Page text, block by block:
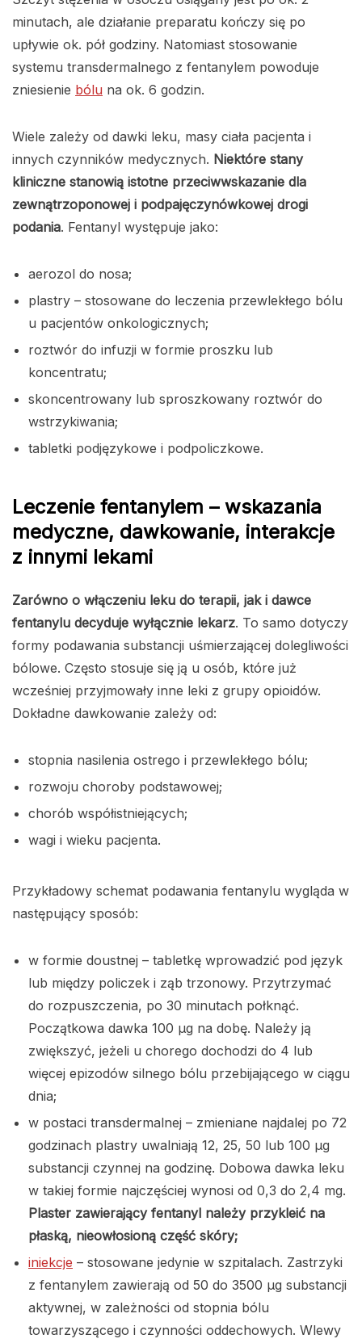
minutach, ale działanie preparatu kończy się po
upływie ok. pół godziny. Natomiast stosowanie
systemu transdermalnego z fentanylem powoduje
zniesienie bólu na ok. 6 godzin.
Wiele zależy od dawki leku, masy ciała pacjenta i
innych czynników medycznych. Niektóre stany
kliniczne stanowią istotne przeciwwskazanie dla
zewnątrzoponowej i podpajęczynówkowej drogi
podania. Fentanyl występuje jako:
aerozol do nosa;
plastry – stosowane do leczenia przewlekłego bólu
u pacjentów onkologicznych;
roztwór do infuzji w formie proszku lub
koncentratu;
skoncentrowany lub sproszkowany roztwór do
wstrzykiwania;
tabletki podjęzykowe i podpoliczkowe.
Leczenie fentanylem – wskazania
medyczne, dawkowanie, interakcje
z innymi lekami
Zarówno o włączeniu leku do terapii, jak i dawce
fentanylu decyduje wyłącznie lekarz. To samo dotyczy
formy podawania substancji uśmierzającej dolegliwości
bólowe. Często stosuje się ją u osób, które już
wcześniej przyjmowały inne leki z grupy opioidów.
Dokładne dawkowanie zależy od:
stopnia nasilenia ostrego i przewlekłego bólu;
rozwoju choroby podstawowej;
chorób współistniejących;
wagi i wieku pacjenta.
Przykładowy schemat podawania fentanylu wygląda w
następujący sposób:
w formie doustnej – tabletkę wprowadzić pod język
lub między policzek i ząb trzonowy. Przytrzymać
do rozpuszczenia, po 30 minutach połknąć.
Początkowa dawka 100 µg na dobę. Należy ją
zwiększyć, jeżeli u chorego dochodzi do 4 lub
więcej epizodów silnego bólu przebijającego w ciągu
dnia;
w postaci transdermalnej – zmieniane najdalej po 72
godzinach plastry uwalniają 12, 25, 50 lub 100 µg
substancji czynnej na godzinę. Dobowa dawka leku
w takiej formie najczęściej wynosi od 0,3 do 2,4 mg.
Plaster zawierający fentanyl należy przykleić na
płaską, nieowłosioną część skóry;
iniekcje – stosowane jedynie w szpitalach. Zastrzyki
z fentanylem zawierają od 50 do 3500 µg substancji
aktywnej, w zależności od stopnia bólu
towarzyszącego i czynności oddechowych. Wlewy